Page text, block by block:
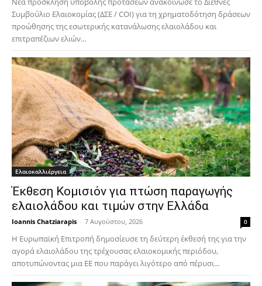
Συμβούλιο Ελαιοκομίας (ΔΣΕ / COI) για τη χρηματοδότηση δράσεων
προώθησης της εσωτερικής κατανάλωσης ελαιολάδου και
επιτραπέζιων ελιών...
Ελαιοκαλλιέργεια
Έκθεση Κομισιόν για πτώση παραγωγής
ελαιολάδου και τιμών στην Ελλάδα
Ioannis Chatziarapis - 7 Αυγούστου, 2026 0
Η Ευρωπαϊκή Επιτροπή δημοσίευσε τη δεύτερη έκθεσή της για την
αγορά ελαιολάδου της τρέχουσας ελαιοκομικής περιόδου,
αποτυπώνοντας μια ΕΕ που παράγει λιγότερο από πέρυσι...